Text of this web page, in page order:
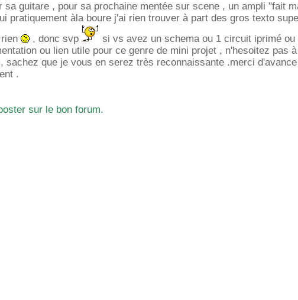
sa guitare , pour sa prochaine mentée sur scene , un ampli "fait
pratiquement àla boure j'ai rien trouver à part des gros texto
, donc svp
si vs avez un schema ou 1 circuit iprimé ou
ou lien utile pour ce genre de mini projet , n'hesoitez pas
sachez que je vous en serez très reconnaissante .merci
.
sur le bon forum.